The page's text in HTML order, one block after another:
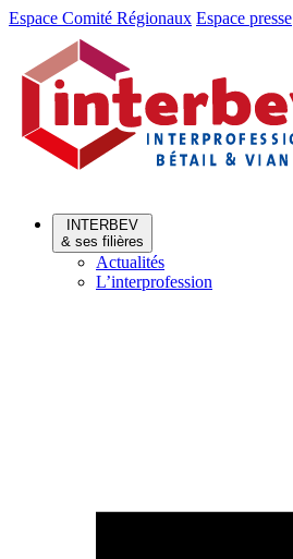
Aller
Aller
contenu
Espace Comité Régionaux Espace presse
INTERBEV
& ses filières
Actualités
L’interprofession